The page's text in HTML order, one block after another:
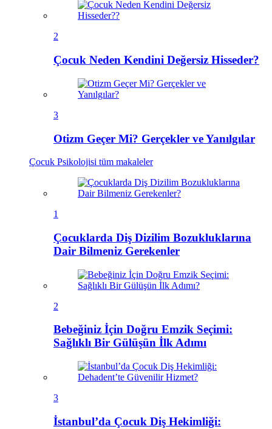
2
Çocuk Neden Kendini Değersiz Hisseder?
3
Otizm Geçer Mi? Gerçekler ve Yanılgılar
Çocuk Psikolojisi tüm makaleler
1
Çocuklarda Diş Dizilim Bozukluklarına
Dair Bilmeniz Gerekenler
2
Bebeğiniz İçin Doğru Emzik Seçimi:
Sağlıklı Bir Gülüşün İlk Adımı
3
İstanbul’da Çocuk Diş Hekimliği: